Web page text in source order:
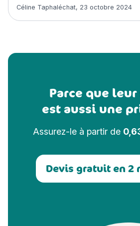
Article rédigé par
Céline Taphaléchat, 23 octobre 2024
Parce que
est aussi une
Assurez-le à partir de
Devis gratuit en 2